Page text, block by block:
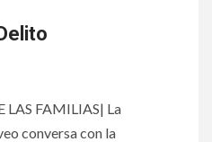
LAS FAMILIAS| La
conversa con la